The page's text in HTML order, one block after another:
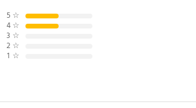
till en smidig plånbok med
korthållare, perfekt för
5 ☆
4 ☆
3 ☆
2 ☆
1 ☆